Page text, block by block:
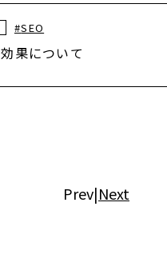
#SEO
果について
Prev|Next